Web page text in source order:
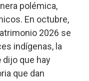
polémica,
En octubre,
2026 se
indígenas, la
dijo que hay
que dan